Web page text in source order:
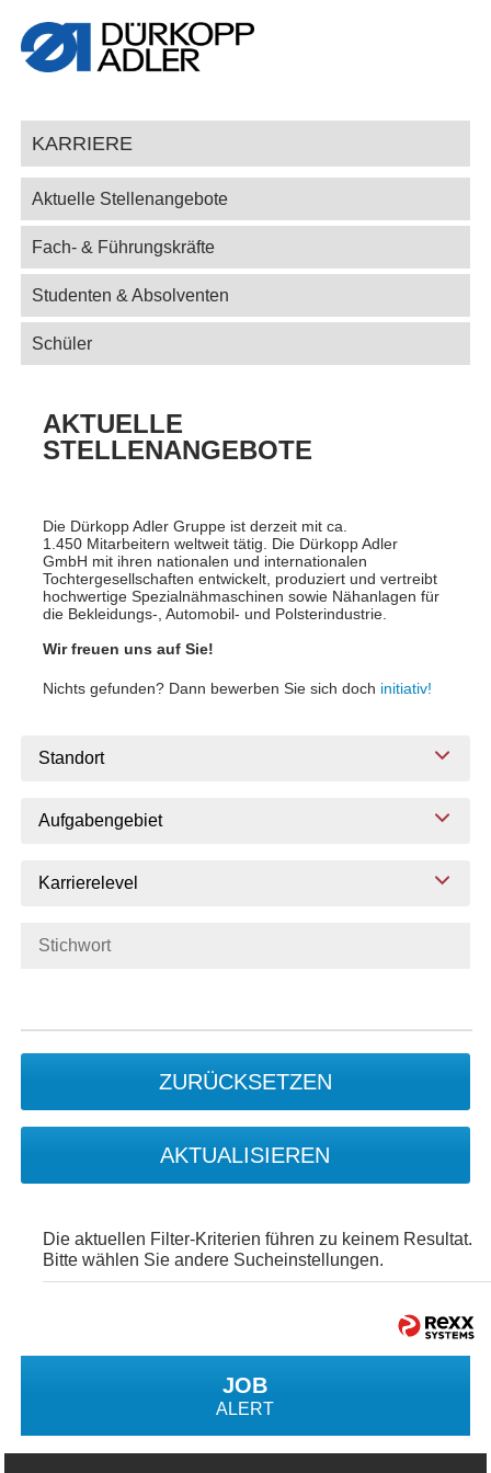
KARRIERE
Aktuelle Stellenangebote
Fach- & Führungskräfte
Studenten & Absolventen
Schüler
AKTUELLE
STELLENANGEBOTE
Die Dürkopp Adler Gruppe ist derzeit mit ca.
1.450 Mitarbeitern weltweit tätig. Die Dürkopp Adler
GmbH mit ihren nationalen und internationalen
Tochtergesellschaften entwickelt, produziert und vertreibt
hochwertige Spezialnähmaschinen sowie Nähanlagen für
die Bekleidungs-, Automobil- und Polsterindustrie.
Wir freuen uns auf Sie!
Nichts gefunden? Dann bewerben Sie sich doch initiativ!
Standort
Aufgabengebiet
Karrierelevel
ZURÜCKSETZEN
AKTUALISIEREN
Die aktuellen Filter-Kriterien führen zu keinem Resultat.
Bitte wählen Sie andere Sucheinstellungen.
JOB
ALERT